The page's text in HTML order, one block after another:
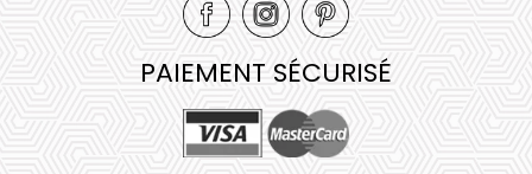
PAIEMENT SÉCURISÉ